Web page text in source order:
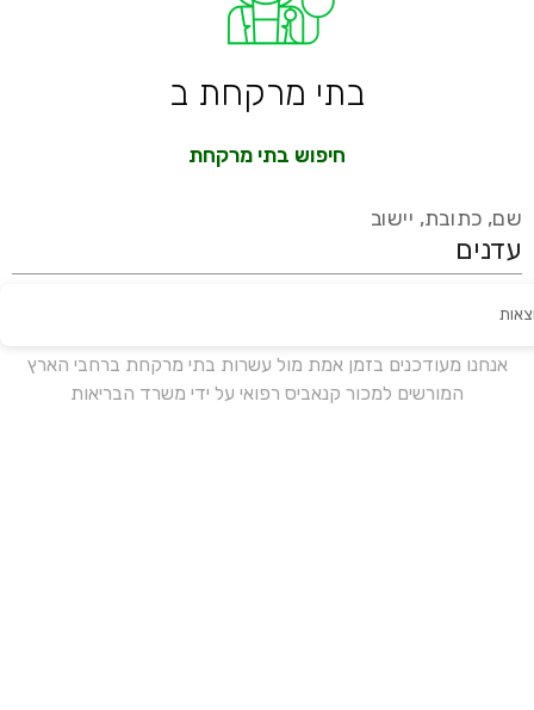
בתי מרקחת ב
חיפוש בתי מרקחת
שם, כתובת, יישוב
אנחנו מעודכנים בזמן אמת מול עשרות בתי מרקחת ברחבי הארץ
המורשים למכור קנאביס רפואי על ידי משרד הבריאות